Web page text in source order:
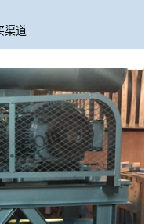
渠道